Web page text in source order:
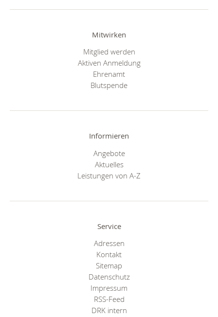
Mitwirken
Mitglied werden
Aktiven Anmeldung
Ehrenamt
Blutspende
Informieren
Angebote
Aktuelles
Leistungen von A-Z
Service
Adressen
Kontakt
Sitemap
Datenschutz
Impressum
RSS-Feed
DRK intern